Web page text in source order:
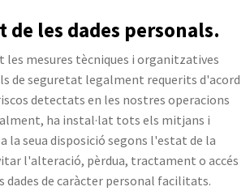
de les dades personals.
les mesures tècniques i organitzatives
de seguretat legalment requerits d'acord
detectats en les nostres operacions
ha instal·lat tots els mitjans i
la seua disposició segons l'estat de la
l'alteració, pèrdua, tractament o accés
dades de caràcter personal facilitats.